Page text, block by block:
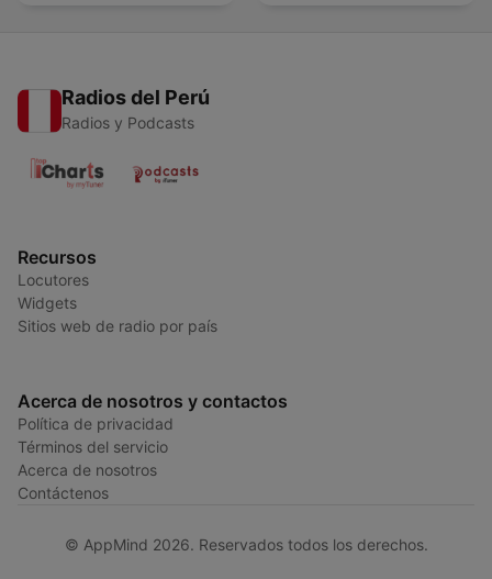
Radios del Perú
Radios y Podcasts
Recursos
Locutores
Widgets
Sitios web de radio por país
Acerca de nosotros y contactos
Política de privacidad
Términos del servicio
Acerca de nosotros
Contáctenos
© AppMind 2026. Reservados todos los derechos.